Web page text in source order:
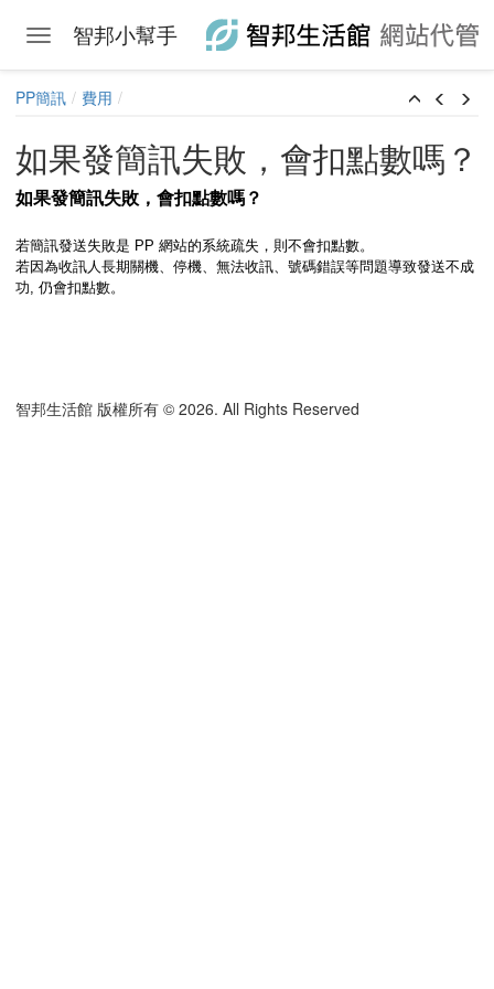
Toggle navigation
智邦小幫手
PP簡訊 費用
如果發簡訊失敗，會扣點數嗎？
如果發簡訊失敗，會扣點數嗎？
若簡訊發送失敗是 PP 網站的系統疏失，則不會扣點數。
若因為收訊人長期關機、停機、無法收訊、號碼錯誤等問題導致發送不成
功, 仍會扣點數。
智邦生活館 版權所有 © 2026. All Rights Reserved